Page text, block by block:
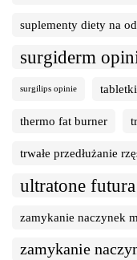
suplementy diety na
surgiderm
surgilips opinie
thermo fat burner
trwałe przedłużanie
ultratone
zamykanie naczynek
zamykanie